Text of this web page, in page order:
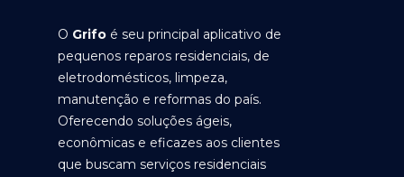
O Grifo é seu principal aplicativo de
pequenos reparos residenciais, de
eletrodomésticos, limpeza,
manutenção e reformas do país.
Oferecendo soluções ágeis,
econômicas e eficazes aos clientes
que buscam serviços residenciais